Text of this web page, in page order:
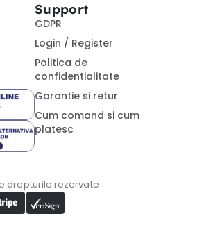
Support
GDPR
Login / Register
Politica de
confidentialitate
Garantie si retur
Cum comand si cum
platesc
drepturile rezervate